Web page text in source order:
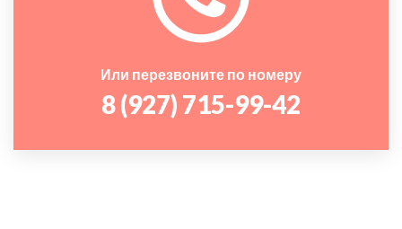
Или перезвоните по номеру
8 (927) 715-99-42